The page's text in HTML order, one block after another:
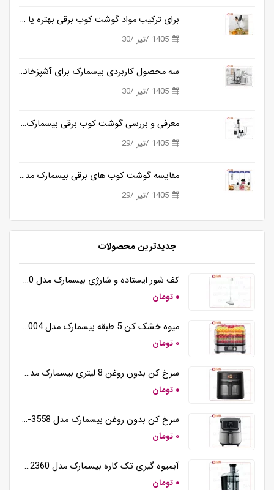
برای ترکیب مواد گوشت کوب برقی بهتره یا مخلوط کن؟
1405 /تیر /30
سه محصول کاربردی بیسمارک برای آشپزخانه های مدرن
1405 /تیر /30
معرفی و بررسی گوشت کوب برقی بیسمارک مدل BM3315
1405 /تیر /29
مقایسه گوشت کوب های برقی بیسمارک مدل BM3315 و BM3316
1405 /تیر /29
جدیدترین محصولات
کف شور ایستاده و شارژی بیسمارک مدل BM5510
۰ تومان
میوه خشک کن 5 طبقه بیسمارک مدل BM3004
۰ تومان
سرخ کن بدون روغن 8 لیتری بیسمارک مدل BM3570
۰ تومان
سرخ کن بدون روغن بیسمارک مدل BM-3558
۰ تومان
آبمیوه گیری تک کاره بیسمارک مدل BM2360
۰ تومان